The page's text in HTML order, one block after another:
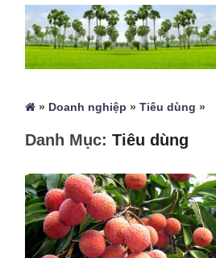
» Doanh nghiệp »Tiêu dùng »
Danh Mục:Tiêu dùng